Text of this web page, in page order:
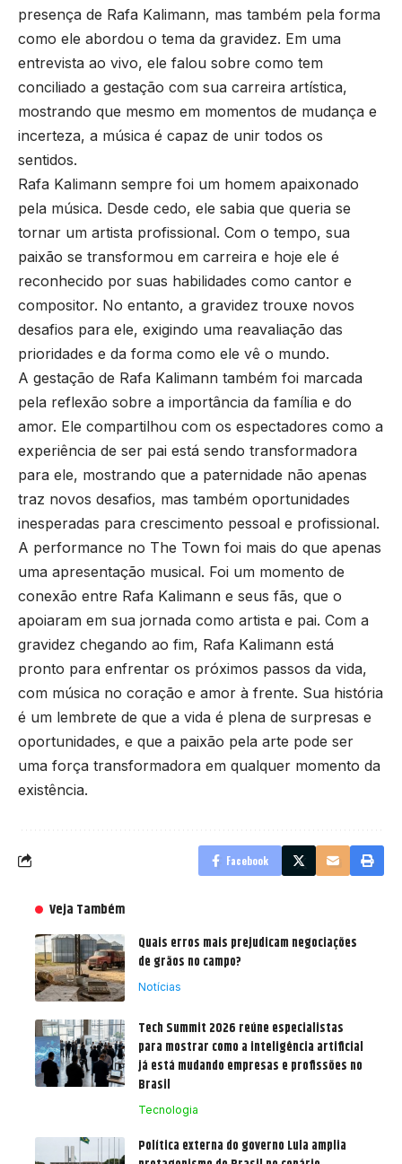
presença de Rafa Kalimann, mas também pela forma
como ele abordou o tema da gravidez. Em uma
entrevista ao vivo, ele falou sobre como tem
conciliado a gestação com sua carreira artística,
mostrando que mesmo em momentos de mudança e
incerteza, a música é capaz de unir todos os
sentidos.
Rafa Kalimann sempre foi um homem apaixonado
pela música. Desde cedo, ele sabia que queria se
tornar um artista profissional. Com o tempo, sua
paixão se transformou em carreira e hoje ele é
reconhecido por suas habilidades como cantor e
compositor. No entanto, a gravidez trouxe novos
desafios para ele, exigindo uma reavaliação das
prioridades e da forma como ele vê o mundo.
A gestação de Rafa Kalimann também foi marcada
pela reflexão sobre a importância da família e do
amor. Ele compartilhou com os espectadores como a
experiência de ser pai está sendo transformadora
para ele, mostrando que a paternidade não apenas
traz novos desafios, mas também oportunidades
inesperadas para crescimento pessoal e profissional.
A performance no The Town foi mais do que apenas
uma apresentação musical. Foi um momento de
conexão entre Rafa Kalimann e seus fãs, que o
apoiaram em sua jornada como artista e pai. Com a
gravidez chegando ao fim, Rafa Kalimann está
pronto para enfrentar os próximos passos da vida,
com música no coração e amor à frente. Sua história
é um lembrete de que a vida é plena de surpresas e
oportunidades, e que a paixão pela arte pode ser
uma força transformadora em qualquer momento da
existência.
Facebook
Veja Também
Quais erros mais prejudicam negociações
de grãos no campo?
Notícias
Tech Summit 2026 reúne especialistas
para mostrar como a inteligência artificial
já está mudando empresas e profissões no
Brasil
Tecnologia
Política externa do governo Lula amplia